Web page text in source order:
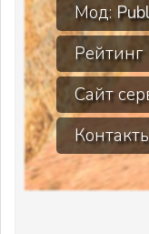
Мод:
Рейтинг
Сайт